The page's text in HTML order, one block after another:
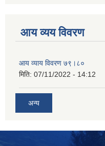
आय व्यय विवरण
आय व्याय विवरण ७९।८०
मिति: 07/11/2022 - 14:12
अन्य